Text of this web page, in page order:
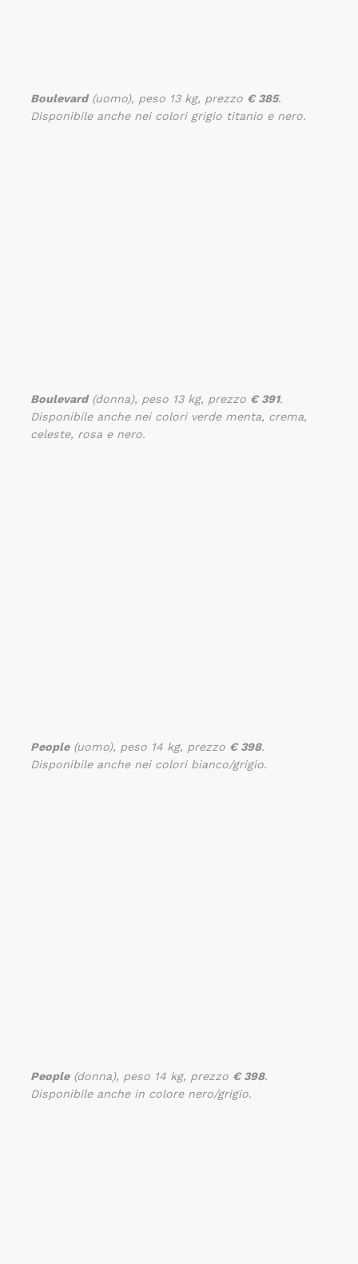
Boulevard(uomo), peso 13 kg, prezzo € 385.
Disponibile anche nei colori grigio titanio e nero.
Boulevard(donna), peso 13 kg, prezzo € 391.
Disponibile anche nei colori verde menta, crema,
celeste, rosa e nero.
People(uomo), peso 14 kg, prezzo € 398.
Disponibile anche nei colori bianco/grigio.
People(donna), peso 14 kg, prezzo € 398.
Disponibile anche in colore nero/grigio.